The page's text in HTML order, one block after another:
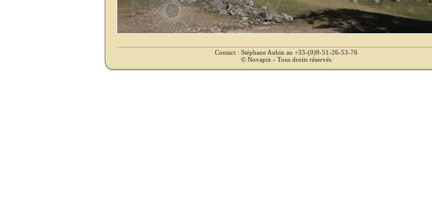
Contact : Stéphane Aubin au +33-(0)9-51-26-53-76
© Novapix - Tous droits réservés